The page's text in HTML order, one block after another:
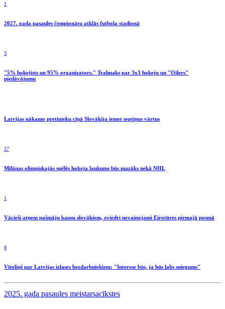
1
2027. gada pasaules čempionātu atklās futbola stadionā
3
"5% hokejists un 95% organizators." Tralmaks par 3x3 hokeju un "Oilers"
piedāvājumu
Latvijas nākamo pretinieku cīņā Slovākija iemet septiņus vārtus
17
Milānas olimpiskajās spēlēs hokeja laukums būs mazāks nekā NHL
1
Vācieši atņem pašmāju kausu slovākiem, zviedri nevainojami Eirotūres pirmajā posmā
8
Vītoliņš par Latvijas izlases bezdarbniekiem: "Interese būs, ja būs labs sniegums"
2025. gada pasaules meistarsacīkstes